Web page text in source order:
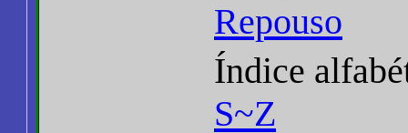
Repouso
Índice
S~Z